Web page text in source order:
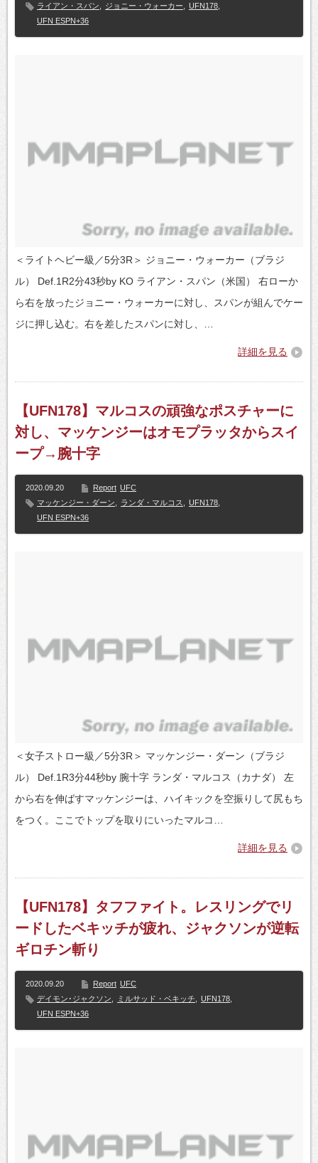
ライアン・スパン ジョニー・ウォーカー UFN178
UFN ESPN+36
＜ライトヘビー級／5分3R＞ ジョニー・ウォーカー（ブラジ
ル） Def.1R2分43秒by KO ライアン・スパン（米国） 右ローか
ら右を放ったジョニー・ウォーカーに対し、スパンが組んでケー
ジに押し込む。右を差したスパンに対し、…
詳細を見る
【UFN178】マルコスの頑強なポスチャーに
対し、マッケンジーはオモプラッタからスイ
ープ→腕十字
2020.09.20 Report UFC
マッケンジー・ダーン
ランダ・マルコス UFN178
UFN ESPN+36
＜女子ストロー級／5分3R＞ マッケンジー・ダーン（ブラジ
ル） Def.1R3分44秒by 腕十字 ランダ・マルコス（カナダ） 左
から右を伸ばすマッケンジーは、ハイキックを空振りして尻もち
をつく。ここでトップを取りにいったマルコ…
詳細を見る
【UFN178】タフファイト。レスリングでリ
ードしたベキッチが疲れ、ジャクソンが逆転
ギロチン斬り
2020.09.20 Report UFC
デイモン･ジャクソン
ミルサッド・ベキッチ UFN178
UFN ESPN+36